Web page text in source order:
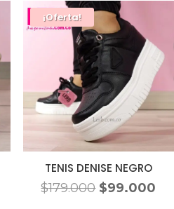
$149.000.
era:
$185.000.
¡Oferta!
TENIS DENISE NEGRO
$179.000 El
$99.000